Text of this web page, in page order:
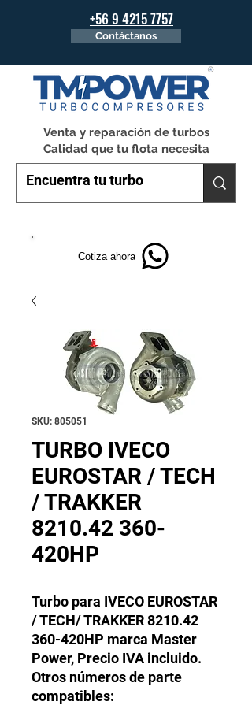
+56 9 4215 7757
Contáctanos
Venta y reparación de turbos
Calidad que tu flota necesita
Cotiza ahora
SKU: 805051
TURBO IVECO
EUROSTAR / TECH
/ TRAKKER
8210.42 360-
420HP
Turbo para IVECO EUROSTAR
/ TECH/ TRAKKER 8210.42
360-420HP marca Master
Power, Precio IVA incluido.
Otros números de parte
compatibles: